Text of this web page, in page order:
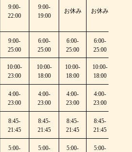
9:00-
22:00
9:00-
19:00
お休み お休み
9:00-
25:00
6:00-
25:00
6:00-
25:00
6:00-
25:00
10:00-
23:00
10:00-
18:00
10:00-
18:00
10:00-
18:00
4:00-
23:00
4:00-
23:00
4:00-
23:00
4:00-
23:00
8:45-
21:45
8:45-
21:45
8:45-
21:45
8:45-
21:45
5:00-
5:00-
5:00-
5:00-